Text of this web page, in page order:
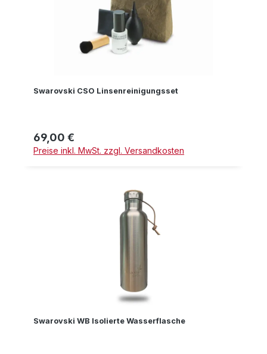
Swarovski CSO Linsenreinigungsset
Regulärer Preis:
69,00 €
Preise inkl. MwSt. zzgl. Versandkosten
Swarovski WB Isolierte Wasserflasche